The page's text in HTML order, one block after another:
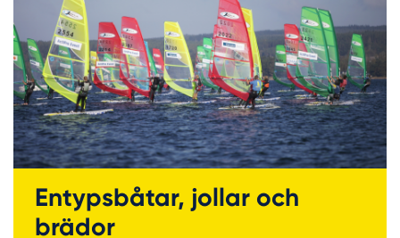
Entypsbåtar, jollar och
brädor